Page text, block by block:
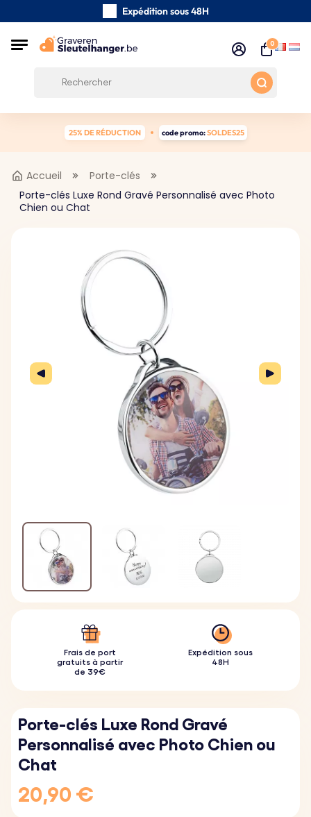
Expédition sous 48H
Avis des clients:
Frais de port gratuits à partir de 39 €
0
25% DE RÉDUCTION code promo:SOLDES25
Accueil
Porte-clés
Porte-clés Luxe Rond Gravé Personnalisé avec Photo
Chien ou Chat
Frais de port
gratuits à partir
de 39€
Expédition sous
48H
Porte-clés Luxe Rond Gravé
Personnalisé avec Photo Chien ou
Chat
20,90 €